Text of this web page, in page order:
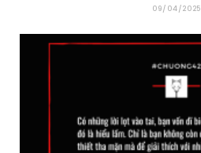
09/04/2025